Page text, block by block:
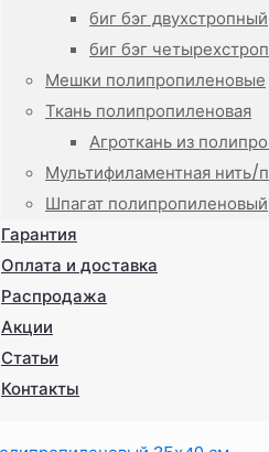
биг бэг двухстропный
биг бэг
Мешки полипропиленовые
Ткань полипропиленовая
Агроткань из
Мультифиламентная нить/
Шпагат полипропиленовый
Гарантия
Оплата и доставка
Распродажа
Акции
Статьи
Контакты